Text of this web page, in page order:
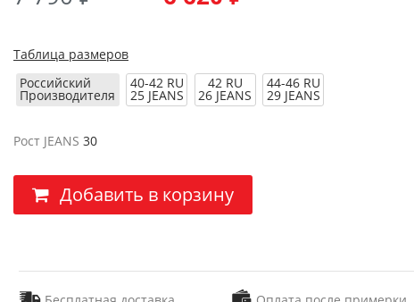
Таблица размеров
Российский
Производителя
40-42 RU
25 JEANS
42 RU
26 JEANS
44-46 RU
29 JEANS
Рост JEANS 30
Добавить в корзину